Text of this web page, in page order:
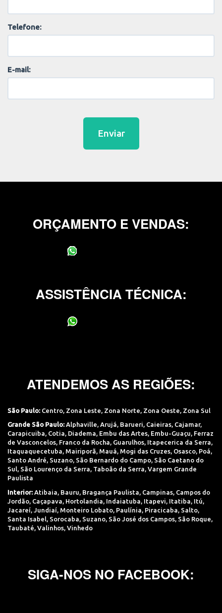
Telefone:
E-mail:
Enviar
ORÇAMENTO E VENDAS:
ASSISTÊNCIA TÉCNICA:
ATENDEMOS AS REGIÕES:
São Paulo: Centro, Zona Leste, Zona Norte, Zona Oeste, Zona Sul
Grande São Paulo: Alphaville, Arujá, Barueri, Caieiras, Cajamar,
Carapicuiba, Cotia, Diadema, Embu das Artes, Embu-Guaçu, Ferraz
de Vasconcelos, Franco da Rocha, Guarulhos, Itapecerica da Serra,
Itaquaquecetuba, Mairiporã, Mauá, Mogi das Cruzes, Osasco, Poá,
Santo André, Suzano, São Bernardo do Campo, São Caetano do
Sul, São Lourenço da Serra, Taboão da Serra, Vargem Grande
Paulista
Interior: Atibaia, Bauru, Bragança Paulista, Campinas, Campos do
Jordão, Caçapava, Hortolandia, Indaiatuba, Itapevi, Itatiba, Itú,
Jacareí, Jundiaí, Monteiro Lobato, Paulínia, Piracicaba, Salto,
Santa Isabel, Sorocaba, Suzano, São José dos Campos, São Roque,
Taubaté, Valinhos, Vinhedo
SIGA-NOS NO FACEBOOK: